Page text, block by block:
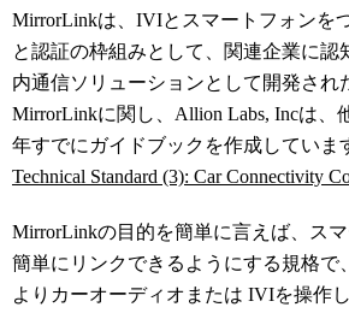
MirrorLinkは、IVIとスマートフォンを
と認証の枠組みとして、関連企業に認
内通信ソリューションとして開発され
MirrorLinkに関し、Allion Labs, Incは、
年すでにガイドブックを作成していま
Technical Standard (3): Car Connectivity
MirrorLinkの目的を簡単に言えば、ス
簡単にリンクできるようにする規格で
よりカーオーディオまたは IVIを操作